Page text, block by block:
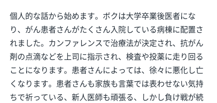
個人的な話から始めます。ボクは大学卒業後医者にな
り、がん患者さんがたくさん入院している病棟に配置さ
れました。カンファレンスで治療法が決定され、抗がん
剤の点滴などを上司に指示され、検査や投薬に走り回る
ことになります。患者さんによっては、徐々に悪化し亡
くなります。患者さんも家族も言葉では表わせない気持
ちで祈っている、新人医師も頑張る、しかし負け戦が続